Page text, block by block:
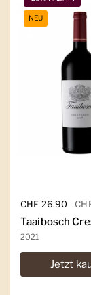
Regulärer Preis
CHF 26.90
Taaibosch
2021
Jetzt
NEU